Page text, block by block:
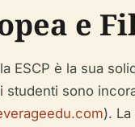
e
ESCP è la sua
studenti sono
).